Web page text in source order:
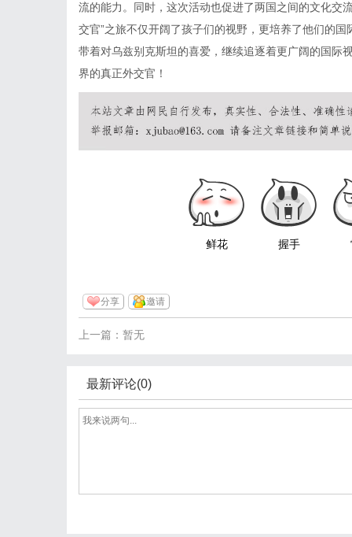
流的能力。同时，这次活动也促进了两国之间的文化交
交官”之旅不仅开阔了孩子们的视野，更培养了他们的
带着对乌兹别克斯坦的喜爱，继续追逐着更广阔的国际
界的真正外交官！
鲜花 握手
分享 邀请
上一篇：暂无
最新评论(0)